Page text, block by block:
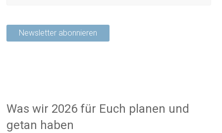
Was wir 2026 für Euch planen und
getan haben